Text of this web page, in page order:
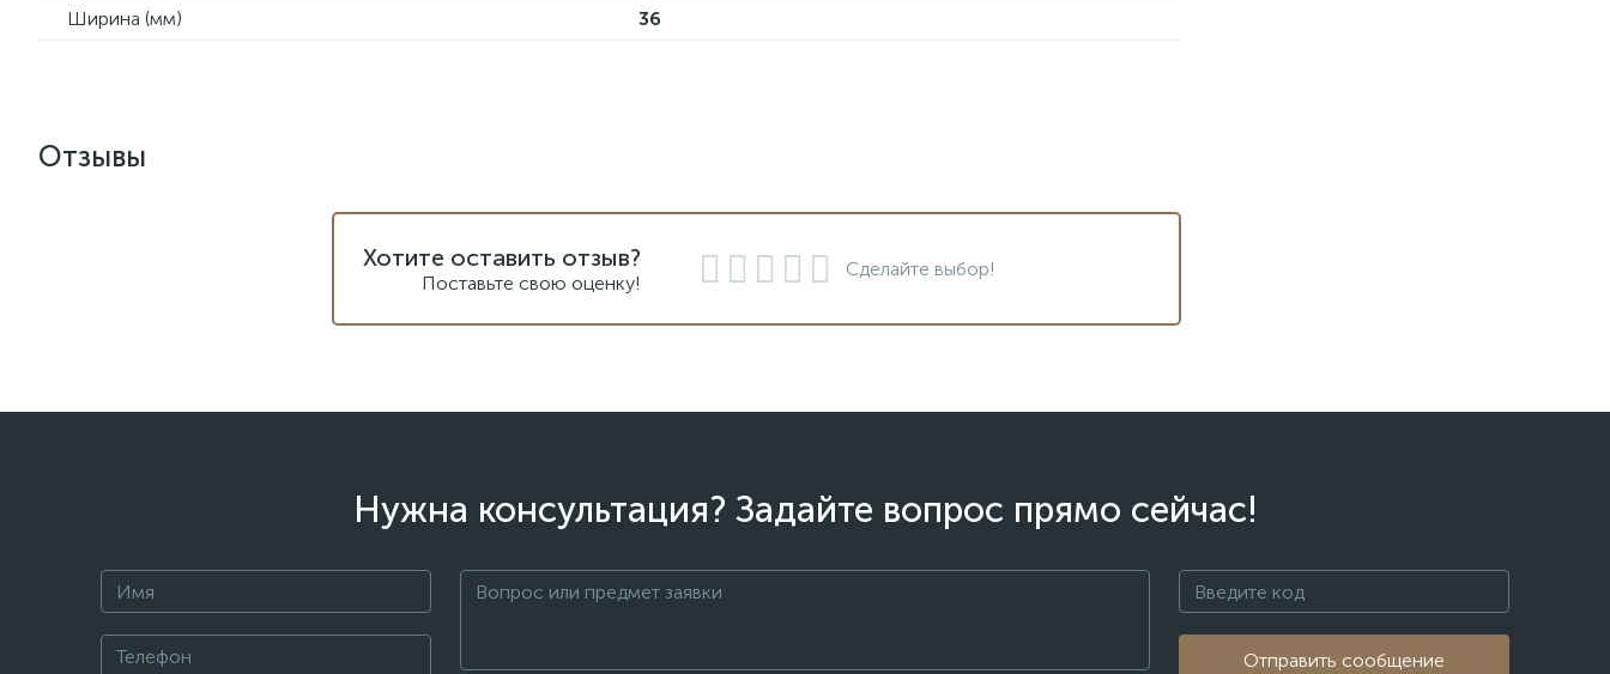
Ширина (мм)
36
Отзывы
Хотите оставить отзыв?
Поставьте свою оценку!
Сделайте выбор!
Нужна консультация? Задайте вопрос прямо сейчас!
Отправить сообщение